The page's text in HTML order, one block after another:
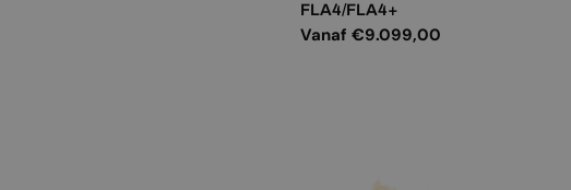
FLA4/FLA4+
Normale
Vanaf €9.099,00